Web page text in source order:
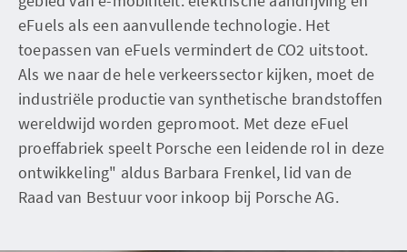
eFuels als een aanvullende technologie. Het
toepassen van eFuels vermindert de CO2 uitstoot.
Als we naar de hele verkeerssector kijken, moet de
industriële productie van synthetische brandstoffen
wereldwijd worden gepromoot. Met deze eFuel
proeffabriek speelt Porsche een leidende rol in deze
ontwikkeling" aldus Barbara Frenkel, lid van de
Raad van Bestuur voor inkoop bij Porsche AG.